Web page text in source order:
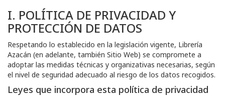
I. POLÍTICA DE PRIVACIDAD Y
PROTECCIÓN DE DATOS
Respetando lo establecido en la legislación vigente, Librería
Azacán (en adelante, también Sitio Web) se compromete a
adoptar las medidas técnicas y organizativas necesarias, según
el nivel de seguridad adecuado al riesgo de los datos recogidos.
Leyes que incorpora esta política de privacidad